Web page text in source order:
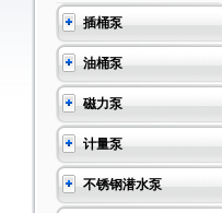
插桶泵
油桶泵
磁力泵
计量泵
不锈钢潜水泵